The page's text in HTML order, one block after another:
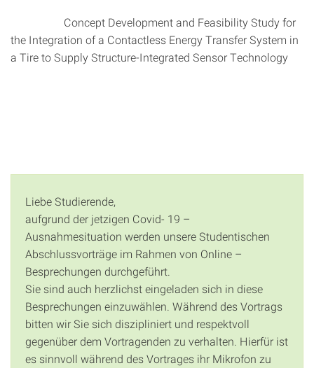
Concept Development and Feasibility Study for
the Integration of a Contactless Energy Transfer System in
a Tire to Supply Structure-Integrated Sensor Technology
Liebe Studierende,
aufgrund der jetzigen Covid- 19 –
Ausnahmesituation werden unsere Studentischen
Abschlussvorträge im Rahmen von Online –
Besprechungen durchgeführt.
Sie sind auch herzlichst eingeladen sich in diese
Besprechungen einzuwählen. Während des Vortrags
bitten wir Sie sich diszipliniert und respektvoll
gegenüber dem Vortragenden zu verhalten. Hierfür ist
es sinnvoll während des Vortrages ihr Mikrofon zu